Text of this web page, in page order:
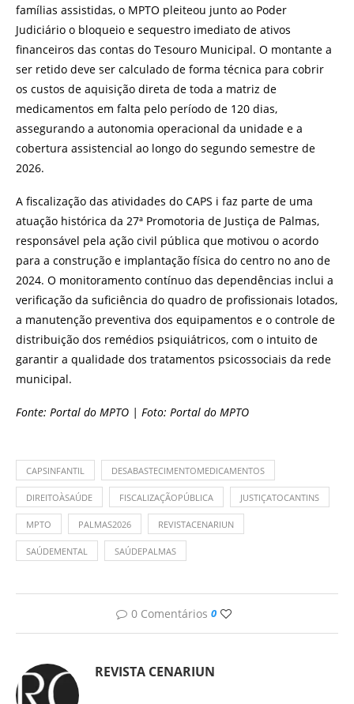
famílias assistidas, o MPTO pleiteou junto ao Poder
Judiciário o bloqueio e sequestro imediato de ativos
financeiros das contas do Tesouro Municipal. O montante a
ser retido deve ser calculado de forma técnica para cobrir
os custos de aquisição direta de toda a matriz de
medicamentos em falta pelo período de 120 dias,
assegurando a autonomia operacional da unidade e a
cobertura assistencial ao longo do segundo semestre de
2026.
A fiscalização das atividades do CAPS i faz parte de uma
atuação histórica da 27ª Promotoria de Justiça de Palmas,
responsável pela ação civil pública que motivou o acordo
para a construção e implantação física do centro no ano de
2024. O monitoramento contínuo das dependências inclui a
verificação da suficiência do quadro de profissionais lotados,
a manutenção preventiva dos equipamentos e o controle de
distribuição dos remédios psiquiátricos, com o intuito de
garantir a qualidade dos tratamentos psicossociais da rede
municipal.
Fonte: Portal do MPTO | Foto: Portal do MPTO
CAPSINFANTIL DESABASTECIMENTOMEDICAMENTOS
DIREITOÀSAÚDE FISCALIZAÇÃOPÚBLICA JUSTIÇATOCANTINS
MPTO PALMAS2026 REVISTACENARIUN
SAÚDEMENTAL SAÚDEPALMAS
0 Comentários 0
REVISTA CENARIUN